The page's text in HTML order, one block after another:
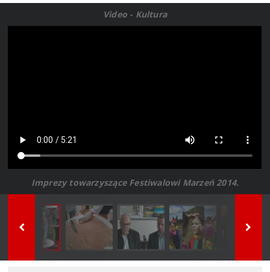
Video - Kultura
Imprezy towarzyszące Festiwalowi Marzeń 2014.